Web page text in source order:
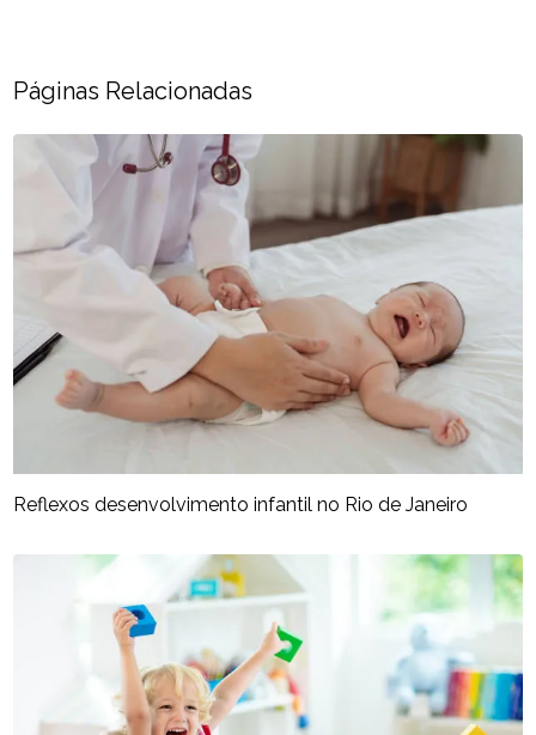
Páginas Relacionadas
Reflexos desenvolvimento infantil no Rio de Janeiro